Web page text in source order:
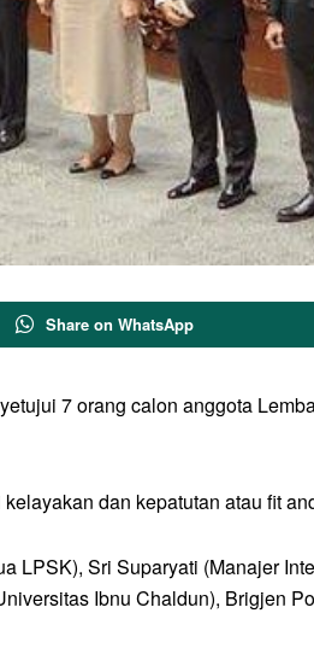
Share on WhatsApp
7 orang calon anggota
dan kepatutan atau fit
LPSK), Sri Suparyati (Manajer
Ibnu Chaldun), Brigjen